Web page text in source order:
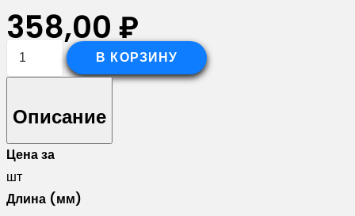
358,00 ₽
Количество
вертикальная
обратная
для
забора
жалюзи
В КОРЗИНУ
Описание
Цена за
шт
Длина (мм)